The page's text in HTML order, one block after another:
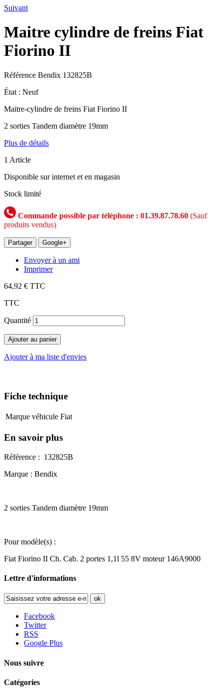
Suivant
Maitre cylindre de freins Fiat
Fiorino II
Référence Bendix 132825B
État : Neuf
Maitre-cylindre de freins Fiat Fiorino II
2 sorties Tandem diamètre 19mm
Plus de détails
1 Article
Disponible sur internet et en magasin
Stock limité
Commande possible par téléphone : 01.39.87.78.60 (Sauf
produits vendus)
Partager Google+
Envoyer à un ami
Imprimer
64,92 € TTC
TTC
Quantité
Ajouter au panier
Ajouter à ma liste d'envies
Fiche technique
Marque véhicule Fiat
En savoir plus
Référence : 132825B
Marque : Bendix
2 sorties Tandem diamètre 19mm
Pour modèle(s) :
Fiat Fiorino II Ch. Cab. 2 portes 1,1l 55 8V moteur 146A9000
Lettre d'informations
ok
Facebook
Twitter
RSS
Google Plus
Nous suivre
Catégories